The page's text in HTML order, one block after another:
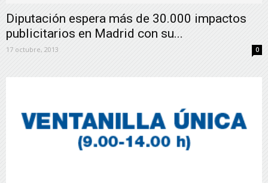
Diputación espera más de 30.000 impactos
publicitarios en Madrid con su...
17 octubre, 2013 0